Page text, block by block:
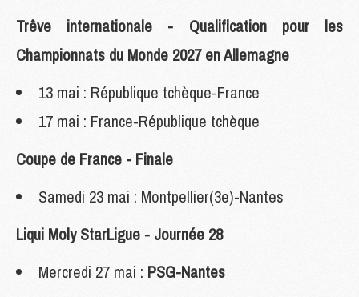
Trêve internationale - Qualification pour les
Championnats du Monde 2027 en Allemagne
13 mai : République tchèque-France
17 mai : France-République tchèque
Coupe de France - Finale
Samedi 23 mai : Montpellier(3e)-Nantes
Liqui Moly StarLigue - Journée 28
Mercredi 27 mai : PSG-Nantes